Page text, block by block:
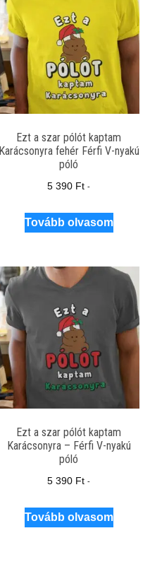
Ezt a szar pólót kaptam
Karácsonyra fehér Férfi V-nyakú
póló
5 390 Ft -
Tovább olvasom
Ezt a szar pólót kaptam
Karácsonyra – Férfi V-nyakú
póló
5 390 Ft -
Tovább olvasom